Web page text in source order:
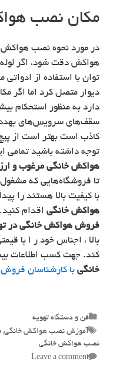
مکان نصب
در مورد نحوه نصب هواکش
هواکش دقت شود، اگر
توان با استفاده از
دیوار متصل کرد اما اگر
دارد به منظور استحکام
سقف‌های سرویس‌های
کاذب است بهتر است از
توجه داشته باشید تمامی
هواکش خانگی مرغوب و
تا فروشگاه‌هایی که
با کیفیت بالا هستند را
هواکش خانگی اقدام کنید.
فروش هواکش خانگی در
بالا ، اجناس خود ر ا با
کند. جهت کسب اطلاعات
خانگی با کارشناسان
Categories
فن و دستگاه تهویه
Tags
آموزش نصب هواکش خانگی,
نصب هواکش خانگی
Leave a comment